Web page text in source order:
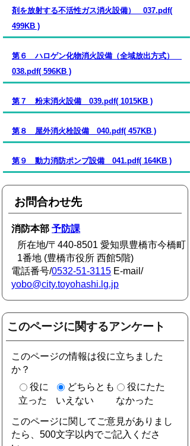
剤を放射する不活性ガス消火設備） 037.pdf(
499KB )
第６ ハロゲン化物消火設備（全域放出方式）
038.pdf( 596KB )
第７ 粉末消火設備 039.pdf( 1015KB )
第８ 屋外消火栓設備 040.pdf( 457KB )
第９ 動力消防ポンプ設備 041.pdf( 164KB )
お問合わせ先
消防本部予防課
所在地/〒440-8501 愛知県豊橋市今橋町
1番地 (豊橋市役所 西館5階)
電話番号/0532-51-3115 E-mail/
yobo@city.toyohashi.lg.jp
このページに関するアンケート
このページの情報は役に立ちました
か？
役に
立った
どちらとも
いえない
役にたた
なかった
このページに関してご意見がありまし
たら、500文字以内でご記入くださ